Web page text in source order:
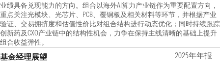
业绩具备兑现能力的方向。组合以海外AI算力产业链作为重要配置方向，
重点关注光模块、光芯片、PCB、覆铜板及相关材料等环节，并根据产业
验证、交易拥挤度和估值性价比对组合结构进行动态优化；同时持续跟踪
创新药及CXO产业链中的结构性机会，力争在保持主线清晰的基础上提升
组合收益弹性。
基金经理展望 2025年年报